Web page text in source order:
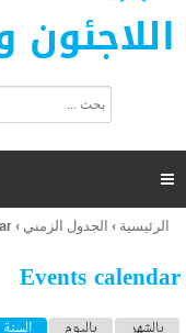
ت
ر
ل
ح
ب

أنت
هنا
الرئيسية › الجدول الزمني ›
Events calendar